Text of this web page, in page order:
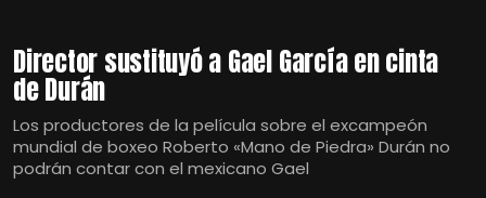
Director sustituyó a Gael García en cinta
de Durán
Los productores de la película sobre el excampeón
mundial de boxeo Roberto «Mano de Piedra» Durán no
podrán contar con el mexicano Gael